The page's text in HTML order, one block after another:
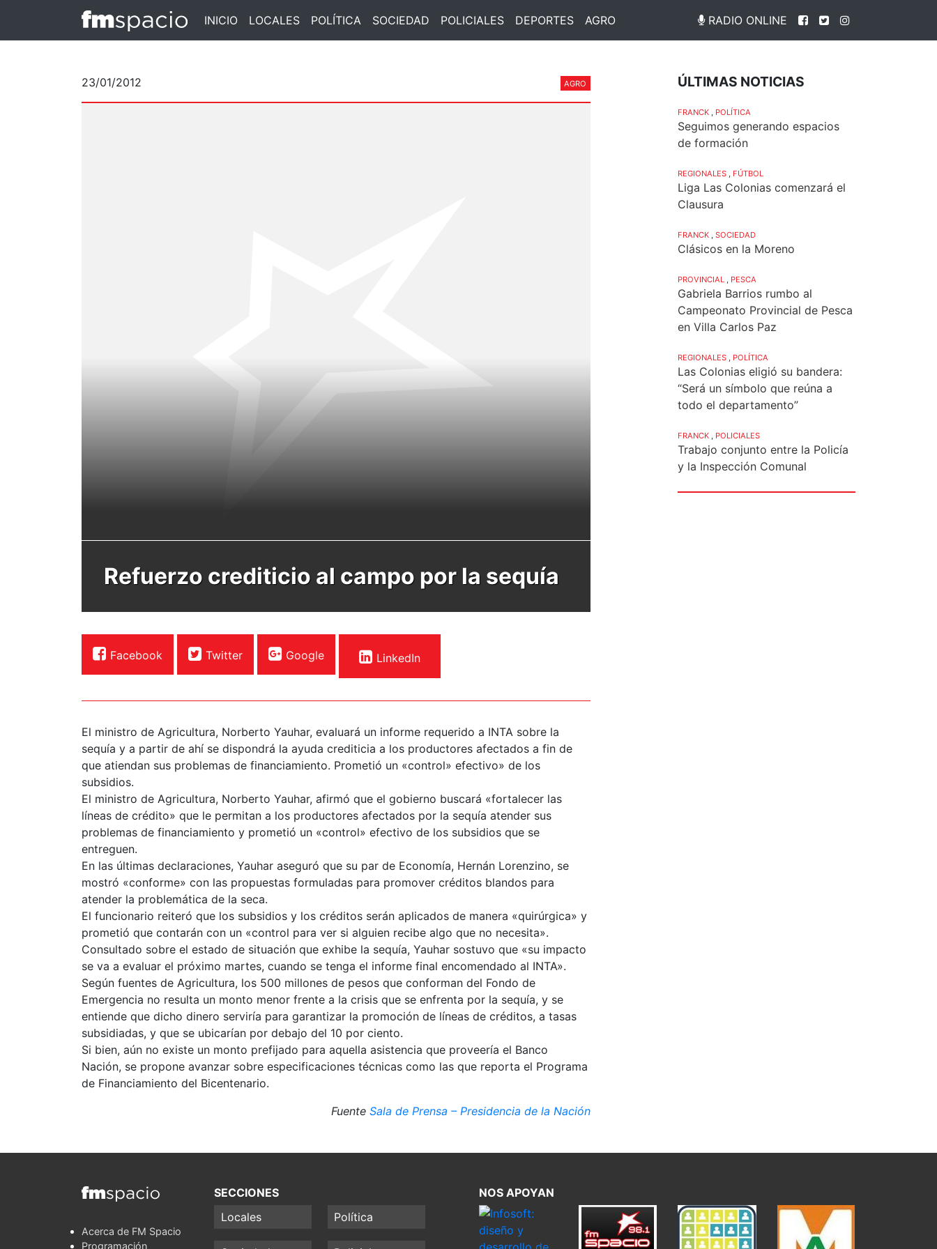
INICIO LOCALES POLÍTICA SOCIEDAD POLICIALES DEPORTES AGRO RADIO ONLINE
23/01/2012 AGRO
Refuerzo crediticio al campo por la sequía
Facebook Twitter Google LinkedIn
El ministro de Agricultura, Norberto Yauhar, evaluará un informe requerido a INTA sobre la
sequía y a partir de ahí se dispondrá la ayuda crediticia a los productores afectados a fin de
que atiendan sus problemas de financiamiento. Prometió un «control» efectivo» de los
subsidios.
El ministro de Agricultura, Norberto Yauhar, afirmó que el gobierno buscará «fortalecer las
líneas de crédito» que le permitan a los productores afectados por la sequía atender sus
problemas de financiamiento y prometió un «control» efectivo de los subsidios que se
entreguen.
En las últimas declaraciones, Yauhar aseguró que su par de Economía, Hernán Lorenzino, se
mostró «conforme» con las propuestas formuladas para promover créditos blandos para
atender la problemática de la seca.
El funcionario reiteró que los subsidios y los créditos serán aplicados de manera «quirúrgica» y
prometió que contarán con un «control para ver si alguien recibe algo que no necesita».
Consultado sobre el estado de situación que exhibe la sequía, Yauhar sostuvo que «su impacto
se va a evaluar el próximo martes, cuando se tenga el informe final encomendado al INTA».
Según fuentes de Agricultura, los 500 millones de pesos que conforman del Fondo de
Emergencia no resulta un monto menor frente a la crisis que se enfrenta por la sequía, y se
entiende que dicho dinero serviría para garantizar la promoción de líneas de créditos, a tasas
subsidiadas, y que se ubicarían por debajo del 10 por ciento.
Si bien, aún no existe un monto prefijado para aquella asistencia que proveería el Banco
Nación, se propone avanzar sobre especificaciones técnicas como las que reporta el Programa
de Financiamiento del Bicentenario.
Fuente Sala de Prensa – Presidencia de la Nación
ÚLTIMAS NOTICIAS
FRANCK POLÍTICA
Seguimos generando espacios
de formación
REGIONALES FÚTBOL
Liga Las Colonias comenzará el
Clausura
FRANCK SOCIEDAD
Clásicos en la Moreno
PROVINCIAL PESCA
Gabriela Barrios rumbo al
Campeonato Provincial de Pesca
en Villa Carlos Paz
REGIONALES POLÍTICA
Las Colonias eligió su bandera:
“Será un símbolo que reúna a
todo el departamento”
FRANCK POLICIALES
Trabajo conjunto entre la Policía
y la Inspección Comunal
Acerca de FM Spacio
Programación
SECCIONES
Locales
Política
NOS APOYAN